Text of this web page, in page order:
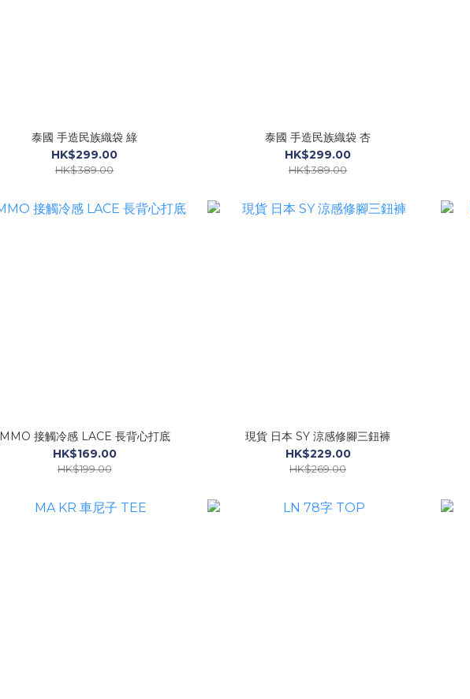
泰國 手造民族織袋 綠
HK$299.00
HK$389.00
泰國 手造民族織袋 杏
HK$299.00
HK$389.00
MMO 接觸冷感 LACE 長背心打底
HK$169.00
HK$199.00
現貨 日本 SY 涼感修腳三鈕褲
HK$229.00
HK$269.00